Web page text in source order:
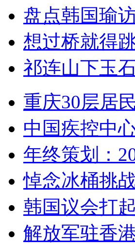
盘点韩国瑜
想过桥就得
祁连山下玉
重庆30层居
中国疾控中
年终策划：
悼念冰桶挑
韩国议会打
解放军驻香